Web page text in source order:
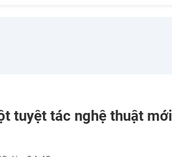
tuyệt tác nghệ thuật mới